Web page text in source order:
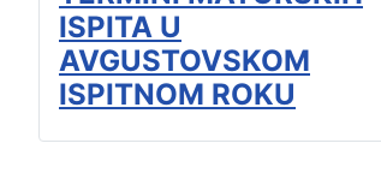
ISPITA U
AVGUSTOVSKOM
ISPITNOM ROKU